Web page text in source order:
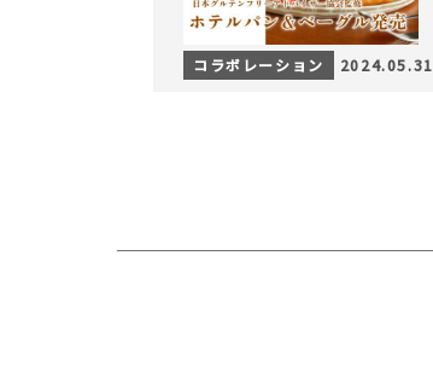
コラボレーション 2024.05.31